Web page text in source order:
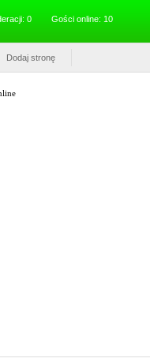
0 Gości online: 10
Dodaj stronę